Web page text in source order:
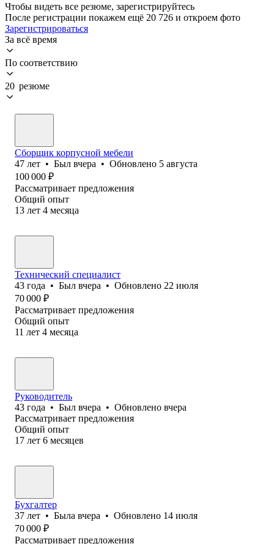
Чтобы видеть все резюме, зарегистрируйтесь
После регистрации покажем ещё 20 726 и откроем фото
Зарегистрироваться
За всё время
По соответствию
20 резюме
Сборщик корпусной мебели
47 лет • Был вчера • Обновлено 5 августа
100 000 ₽
Рассматривает предложения
Общий опыт
13 лет 4 месяца
Технический специалист
43 года • Был вчера • Обновлено 22 июля
70 000 ₽
Рассматривает предложения
Общий опыт
11 лет 4 месяца
Руководитель
43 года • Был вчера • Обновлено вчера
Рассматривает предложения
Общий опыт
17 лет 6 месяцев
Бухгалтер
37 лет • Была вчера • Обновлено 14 июля
70 000 ₽
Рассматривает предложения